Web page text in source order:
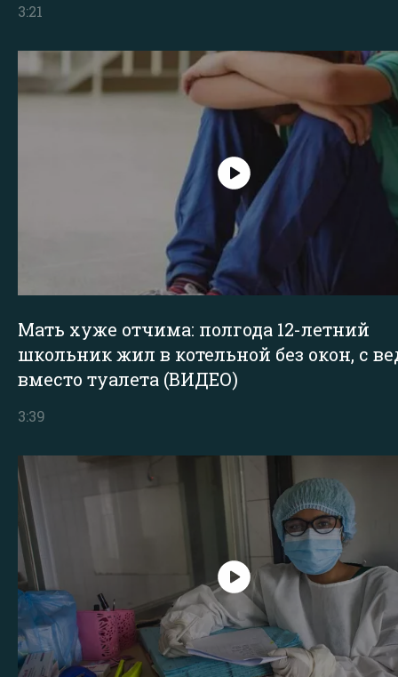
3:21
Мать хуже отчима: полгода 12-летний
школьник жил в котельной без окон, с
вместо туалета (ВИДЕО)
3:39